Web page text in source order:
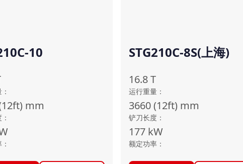
10
：
mm
：
：
STG210C-8S(上海)
16.8T
运行重量 ：
3660 (12ft) mm
铲刀长度 ：
177 kW
额定功率 ：